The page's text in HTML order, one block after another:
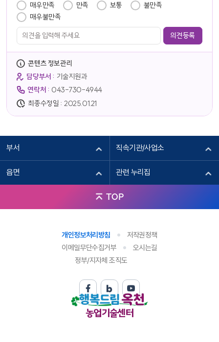
매우만족 만족 보통
불만족
매우불만족
콘텐츠 정보관리
담당부서 : 기술지원과
연락처 : 043-730-4944
최종수정일 : 2025.01.21
부서 직속기관/사업소
읍면 관련 누리집
TOP
농업기술센터
개인정보처리방침
저작권정책
이메일무단수집거부
오시는길
정부/지자체 조직도